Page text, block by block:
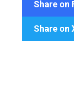
Share on
Share on